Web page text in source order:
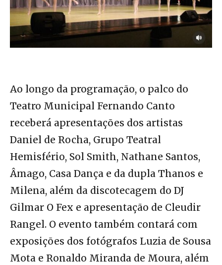
Ao longo da programação, o palco do
Teatro Municipal Fernando Canto
receberá apresentações dos artistas
Daniel de Rocha, Grupo Teatral
Hemisfério, Sol Smith, Nathane Santos,
Âmago, Casa Dança e da dupla Thanos e
Milena, além da discotecagem do DJ
Gilmar O Fex e apresentação de Cleudir
Rangel. O evento também contará com
exposições dos fotógrafos Luzia de Sousa
Mota e Ronaldo Miranda de Moura, além